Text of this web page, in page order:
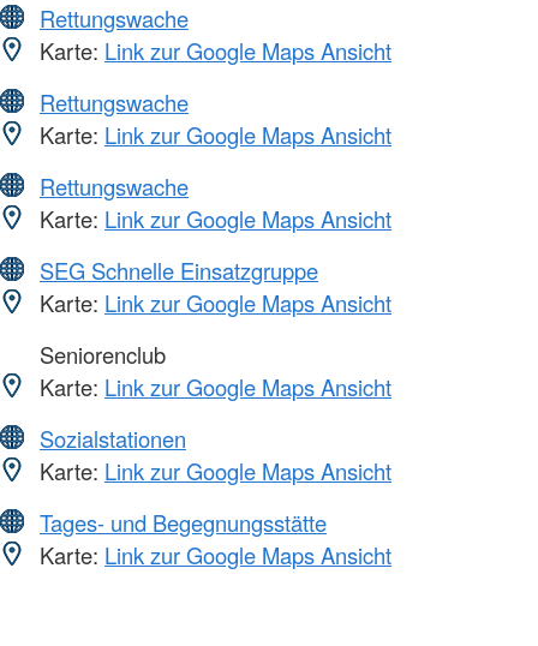
Rettungswache
Karte: Link zur Google Maps Ansicht
Rettungswache
Karte: Link zur Google Maps Ansicht
Rettungswache
Karte: Link zur Google Maps Ansicht
SEG Schnelle Einsatzgruppe
Karte: Link zur Google Maps Ansicht
Seniorenclub
Karte: Link zur Google Maps Ansicht
Sozialstationen
Karte: Link zur Google Maps Ansicht
Tages- und Begegnungsstätte
Karte: Link zur Google Maps Ansicht